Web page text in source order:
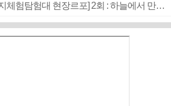
[2026 부산청소년극지체험탐험대 현장르포] 2회 : 하늘에서 만난 얼음의 나라